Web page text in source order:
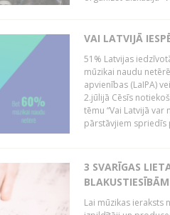
VAI LATVIJĀ
51% Latvijas
mūzikai naudu
apvienības (LaIPA)
2.jūlijā Cēsīs
tēmu “Vai Latvijā
pārstāvjiem spriedīs
3 SVARĪGAS
BLAKUSTIESĪBĀM
Lai mūzikas ieraksts